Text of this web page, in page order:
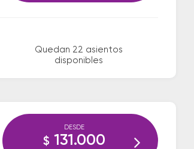
Quedan 22 asientos
disponibles
DESDE
$ 131.000